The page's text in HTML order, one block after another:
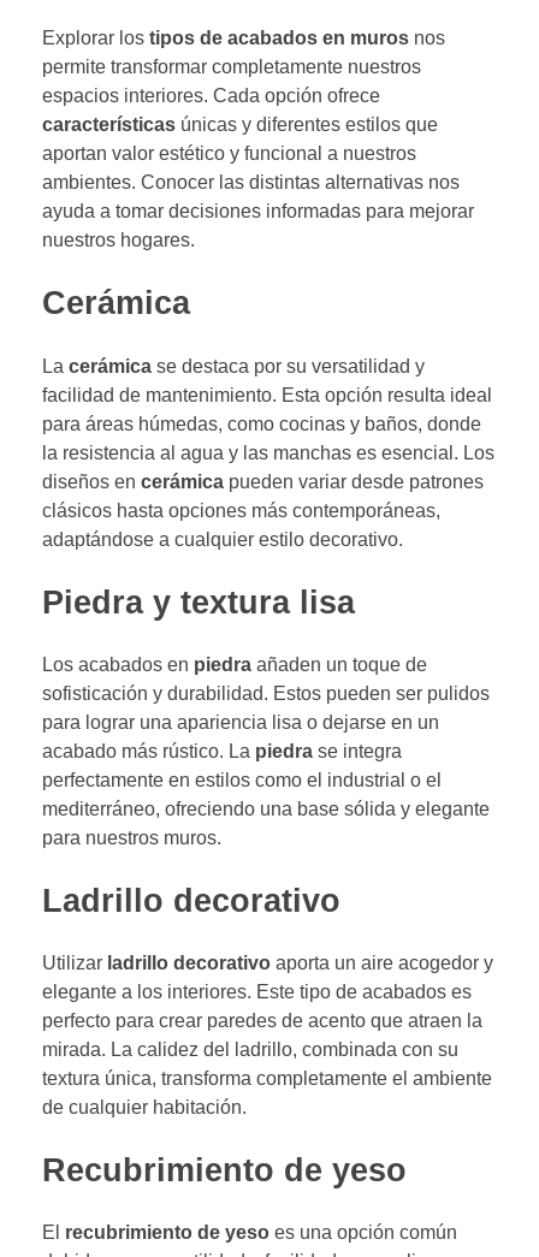
Explorar los tipos de acabados en muros nos
permite transformar completamente nuestros
espacios interiores. Cada opción ofrece
características únicas y diferentes estilos que
aportan valor estético y funcional a nuestros
ambientes. Conocer las distintas alternativas nos
ayuda a tomar decisiones informadas para mejorar
nuestros hogares.
Cerámica
La cerámica se destaca por su versatilidad y
facilidad de mantenimiento. Esta opción resulta ideal
para áreas húmedas, como cocinas y baños, donde
la resistencia al agua y las manchas es esencial. Los
diseños en cerámica pueden variar desde patrones
clásicos hasta opciones más contemporáneas,
adaptándose a cualquier estilo decorativo.
Piedra y textura lisa
Los acabados en piedra añaden un toque de
sofisticación y durabilidad. Estos pueden ser pulidos
para lograr una apariencia lisa o dejarse en un
acabado más rústico. La piedra se integra
perfectamente en estilos como el industrial o el
mediterráneo, ofreciendo una base sólida y elegante
para nuestros muros.
Ladrillo decorativo
Utilizar ladrillo decorativo aporta un aire acogedor y
elegante a los interiores. Este tipo de acabados es
perfecto para crear paredes de acento que atraen la
mirada. La calidez del ladrillo, combinada con su
textura única, transforma completamente el ambiente
de cualquier habitación.
Recubrimiento de yeso
El recubrimiento de yeso es una opción común